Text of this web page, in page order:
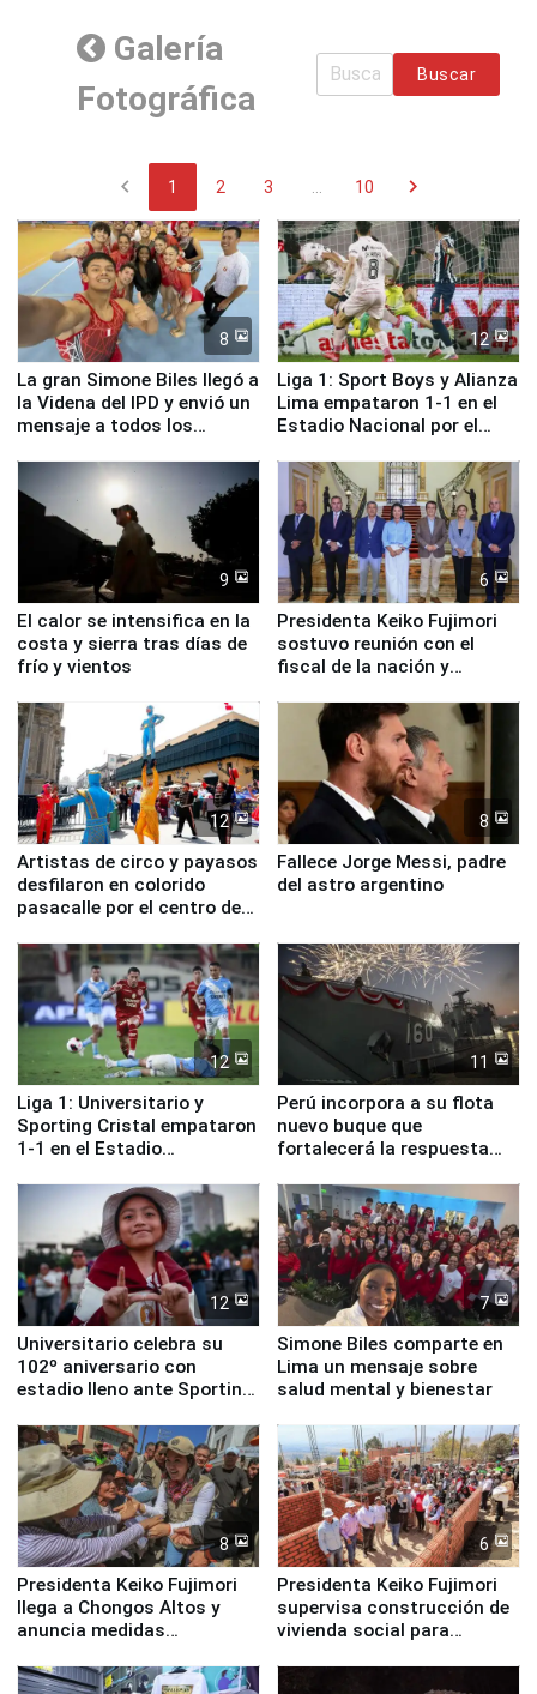
Galería
Fotográfica
Buscar
chevron_left 1 2 3 10 chevron_right
8
La gran Simone Biles llegó a
la Videna del IPD y envió un
mensaje a todos los
12
Liga 1: Sport Boys y Alianza
Lima empataron 1-1 en el
Estadio Nacional por el
9
El calor se intensifica en la
costa y sierra tras días de
frío y vientos
6
Presidenta Keiko Fujimori
sostuvo reunión con el
fiscal de la nación y
12
Artistas de circo y payasos
desfilaron en colorido
pasacalle por el centro de
8
Fallece Jorge Messi, padre
del astro argentino
12
Liga 1: Universitario y
Sporting Cristal empataron
1-1 en el Estadio
11
Perú incorpora a su flota
nuevo buque que
fortalecerá la respuesta
12
Universitario celebra su
102º aniversario con
estadio lleno ante Sporting
7
Simone Biles comparte en
Lima un mensaje sobre
salud mental y bienestar
8
Presidenta Keiko Fujimori
llega a Chongos Altos y
anuncia medidas
educación, salud y empleo
6
Presidenta Keiko Fujimori
supervisa construcción de
vivienda social para